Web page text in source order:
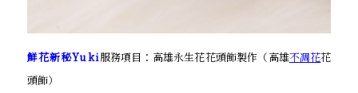
鮮花新秘Yuki服務項目：高雄永生花花頭飾製作（高雄不凋花花
頭飾）